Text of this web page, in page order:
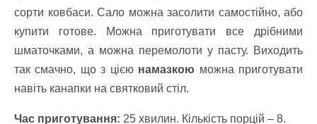
сорти ковбаси. Сало можна засолити самостійно, або
купити готове. Можна приготувати все дрібними
шматочками, а можна перемолоти у пасту. Виходить
так смачно, що з цією намазкою можна приготувати
навіть канапки на святковий стіл.
Час приготування: 25 хвилин. Кількість порцій – 8.